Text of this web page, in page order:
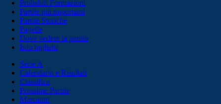
Probabili Formazioni
Partite più importanti
Partite Storiche
Pagelle
Dove vedere la partita
Info biglietti
Serie A
Calendario e Risultati
Classifica
Prossime Partite
Marcatori